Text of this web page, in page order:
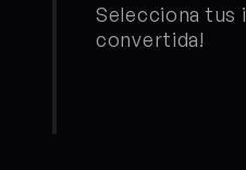
Selecciona tus
convertida!